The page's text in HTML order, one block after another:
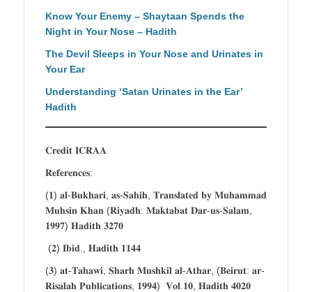
Know Your Enemy – Shaytaan Spends the
Night in Your Nose – Hadith
The Devil Sleeps in Your Nose and Urinates in
Your Ear
Understanding ‘Satan Urinates in the Ear’
Hadith
𝐂𝐫𝐞𝐝𝐢𝐭 𝐈𝐂𝐑𝐀𝐀
𝐑𝐞𝐟𝐞𝐫𝐞𝐧𝐜𝐞𝐬:
(𝟏) 𝐚𝐥-𝐁𝐮𝐤𝐡𝐚𝐫𝐢, 𝐚𝐬-𝐒𝐚𝐡𝐢𝐡, 𝐓𝐫𝐚𝐧𝐬𝐥𝐚𝐭𝐞𝐝 𝐛𝐲 𝐌𝐮𝐡𝐚𝐦𝐦𝐚𝐝
𝐌𝐮𝐡𝐬𝐢𝐧 𝐊𝐡𝐚𝐧 (𝐑𝐢𝐲𝐚𝐝𝐡: 𝐌𝐚𝐤𝐭𝐚𝐛𝐚𝐭 𝐃𝐚𝐫-𝐮𝐬-𝐒𝐚𝐥𝐚𝐦,
𝟏𝟗𝟗𝟕) 𝐇𝐚𝐝𝐢𝐭𝐡 𝟑𝟐𝟕𝟎
(𝟐) 𝐈𝐛𝐢𝐝., 𝐇𝐚𝐝𝐢𝐭𝐡 𝟏𝟏𝟒𝟒
(𝟑) 𝐚𝐭-𝐓𝐚𝐡𝐚𝐰𝐢, 𝐒𝐡𝐚𝐫𝐡 𝐌𝐮𝐬𝐡𝐤𝐢𝐥 𝐚𝐥-𝐀𝐭𝐡𝐚𝐫, (𝐁𝐞𝐢𝐫𝐮𝐭: 𝐚𝐫-
𝐑𝐢𝐬𝐚𝐥𝐚𝐡 𝐏𝐮𝐛𝐥𝐢𝐜𝐚𝐭𝐢𝐨𝐧𝐬, 𝟏𝟗𝟗𝟒) 𝐕𝐨𝐥.𝟏𝟎, 𝐇𝐚𝐝𝐢𝐭𝐡 𝟒𝟎𝟐𝟎